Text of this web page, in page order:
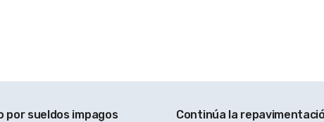
por sueldos impagos
Continúa la